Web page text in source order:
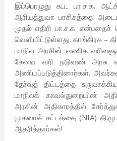
இப்பொழுது கூட பா.ச.க.
ஆரியத்துவா பாசிசத்தை
முதல் எதிரி பா.ச.க.
வெளியிட்டுள்ளது. காங்கிரசு –
மாநில அரசின் வணிக
சேவை வரி நடுவண் அரசு
அணியப்படுத்தினார்கள்.
தேர்வுத் திட்டத்தை
மாநிலக் காவல்துறையின்
அரசின் அதிகாரத்தில்
முகமைச் சட்டத்தை (NIA)
ஆதரித்தார்கள்!